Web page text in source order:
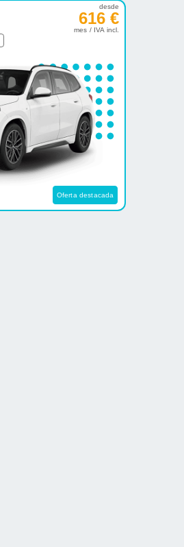
desde
616 €
mes / IVA incl.
Oferta destacada